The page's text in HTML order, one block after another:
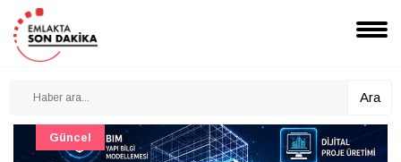
Ara
Güncel